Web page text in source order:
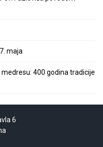
maja
400 godina tradicije
6